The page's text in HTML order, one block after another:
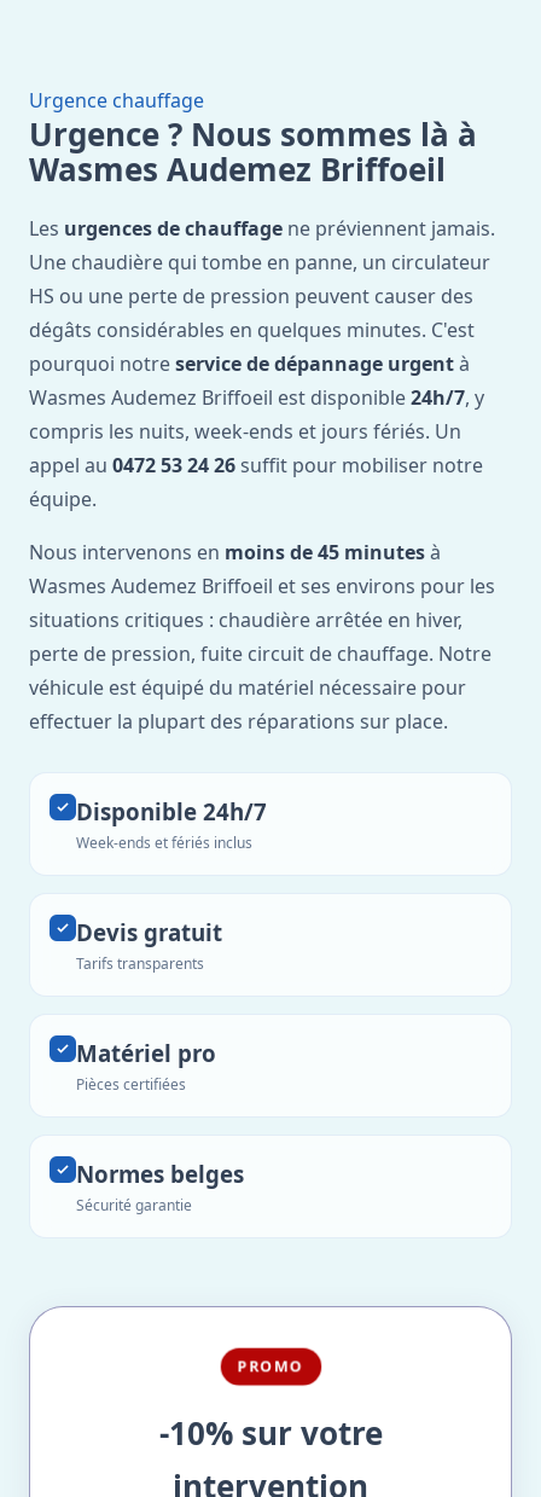
Urgence chauffage
Urgence ? Nous sommes là à
Wasmes Audemez Briffoeil
Les urgences de chauffage ne préviennent jamais.
Une chaudière qui tombe en panne, un circulateur
HS ou une perte de pression peuvent causer des
dégâts considérables en quelques minutes. C'est
pourquoi notreservice de dépannage urgentà
Wasmes Audemez Briffoeil est disponible24h/7, y
compris les nuits, week-ends et jours fériés. Un
appel au 0472 53 24 26 suffit pour mobiliser notre
équipe.
Nous intervenons en moins de 45 minutesà
Wasmes Audemez Briffoeil et ses environs pour les
situations critiques : chaudière arrêtée en hiver,
perte de pression, fuite circuit de chauffage. Notre
véhicule est équipé du matériel nécessaire pour
effectuer la plupart des réparations sur place.
Disponible 24h/7
Week-ends et fériés inclus
Devis gratuit
Tarifs transparents
Matériel pro
Pièces certifiées
Normes belges
Sécurité garantie
PROMO
-10% sur votre
intervention